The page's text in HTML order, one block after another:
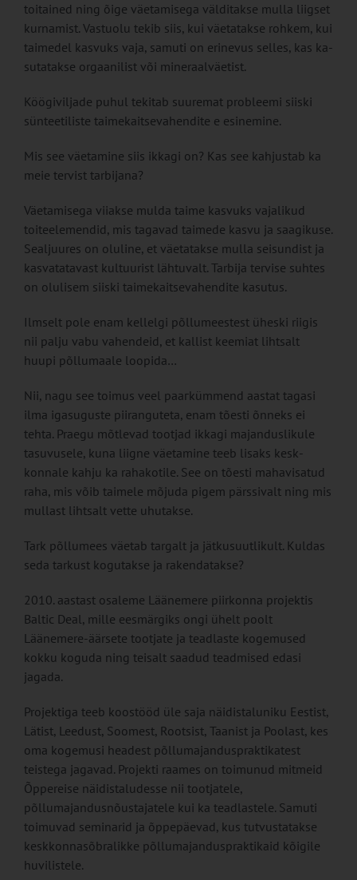
toitained ning õige väetamisega välditakse mulla liigset
kurnamist. Vastuolu te­kib siis, kui väetatakse rohkem, kui
taimedel kasvuks vaja, sa­muti on erinevus selles, kas ka­
sutatakse orgaanilist või mine­raalväetist.
Köögiviljade puhul tekitab suuremat probleemi siiski
sün­teetiliste taimekaitsevahendite e esinemine.
Mis see väetamine siis ikkagi on? Kas see kahjustab ka
meie tervist tarbijana?
Väetamisega viiakse mulda tai­me kasvuks vajalikud
toiteelemendid, mis tagavad taimede kasvu ja saagikuse.
Sealjuures on oluline, et väetatakse mulla seisundist ja
kasvatatavast kul­tuurist lähtuvalt. Tarbija tervise suhtes
on olulisem siiski taimekaitsevahendite kasutus.
Ilmselt pole enam kellelgi põllu­meestest üheski riigis
nii palju va­bu vahendeid, et kallist keemiat lihtsalt
huupi põllumaale loopida…
Nii, nagu see toimus veel раагkümmend aastat tagasi
ilma igasuguste piiranguteta, enam tõesti õnneks ei
tehta. Praegu mõtlevad tootjad ikkagi majan­duslikule
tasuvusele, kuna liig­ne väetamine teeb lisaks kesk­
konnale kahju ka rahakotile. See on tõesti mahavisatud
ra­ha, mis võib taimele mõjuda pi­gem pärssivalt ning mis
mullast lihtsalt vette uhutakse.
Tark põllumees väetab targalt ja jätkusuutlikult. Kuldas
seda tarkust kogutakse ja rakendatakse?
2010. aastast osaleme Lääne­mere piirkonna projektis
Bal­tic Deal, mille eesmärgiks ongi ühelt poolt
Läänemere-äärsete tootjate ja teadlaste kogemu­sed
kokku koguda ning teisalt saadud teadmised edasi
jagada.
Projektiga teeb koostööd üle saja näidistaluniku Eestist,
Lätist, Leedust, Soomest, Root­sist, Taanist ja Poolast, kes
oma kogemusi headest põllumajanduspraktikatest
teistega jaga­vad. Projekti raames on toimu­nud mitmeid
Õppereise näidistaludesse nii tootjatele,
põllumajandusnõustajatele kui ka teadlastele. Samuti
toimuvad seminarid ja õppepäevad, kus tutvustatakse
keskkonnasõb­ralikke põllumajanduspraktikaid kõigile
huvilistele.